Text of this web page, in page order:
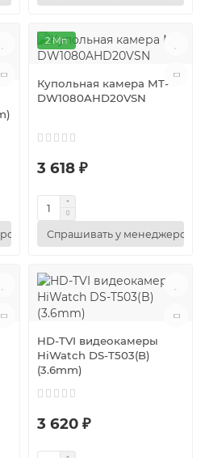
2 Мп
Купольная камера MT-
DW1080AHD20VSN
3 618 ₽
Спрашивать у менеджеров
HD-TVI видеокамеры
HiWatch DS-T503(B)
(3.6mm)
3 620 ₽